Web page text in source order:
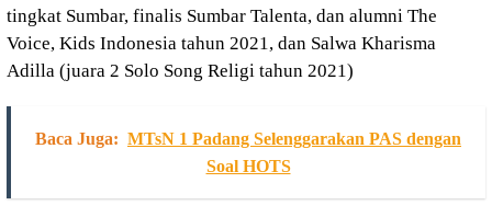
tingkat Sumbar, finalis Sumbar Talenta, dan alumni The
Voice, Kids Indonesia tahun 2021, dan Salwa Kharisma
Adilla (juara 2 Solo Song Religi tahun 2021)
Baca Juga: MTsN 1 Padang Selenggarakan PAS dengan
Soal HOTS